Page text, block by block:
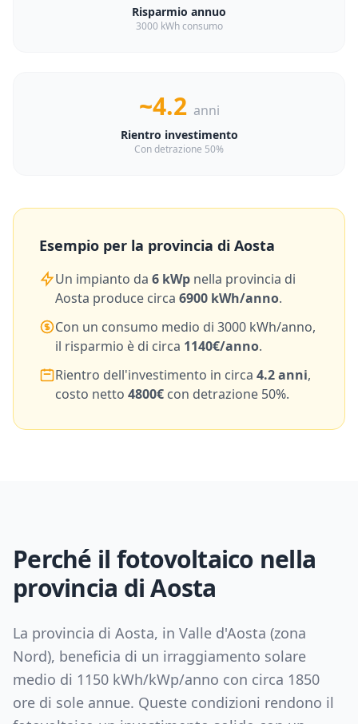
Risparmio annuo
3000 kWh consumo
~4.2 anni
Rientro investimento
Con detrazione 50%
Esempio per la provincia di Aosta
Un impianto da 6 kWp nella provincia di
Aosta produce circa 6900 kWh/anno.
Con un consumo medio di 3000 kWh/anno,
il risparmio è di circa 1140€/anno.
Rientro dell'investimento in circa 4.2anni,
costo netto 4800€ con detrazione 50%.
Perché il fotovoltaico nella
provincia diAosta
La provincia di Aosta, in Valle d'Aosta (zona
Nord), beneficia di un irraggiamento solare
medio di 1150 kWh/kWp/anno con circa 1850
ore di sole annue. Queste condizioni rendono il